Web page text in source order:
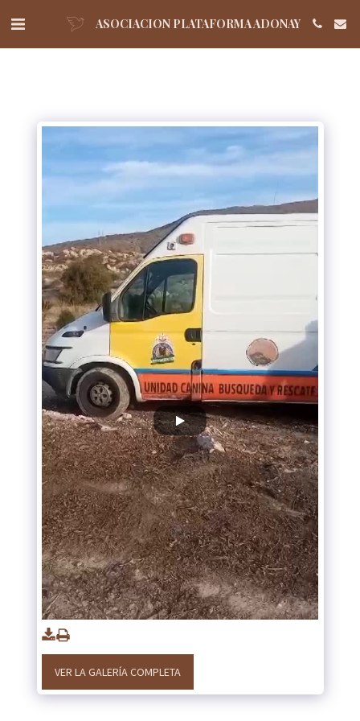
ASOCIACION PLATAFORMA ADONAY
VER LA GALERÍA COMPLETA